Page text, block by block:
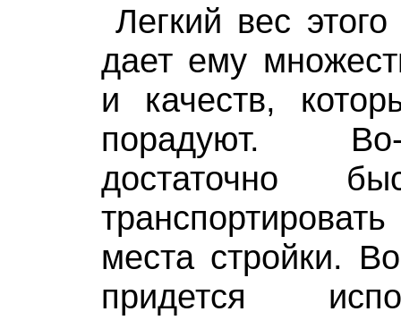
Легкий вес
дает ему
и качеств,
порадуют.
достаточно
места стройки.
придется